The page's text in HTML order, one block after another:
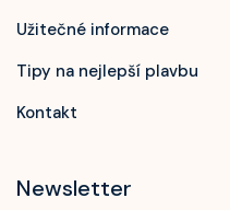
Užitečné informace
Tipy na nejlepší plavbu
Kontakt
Newsletter